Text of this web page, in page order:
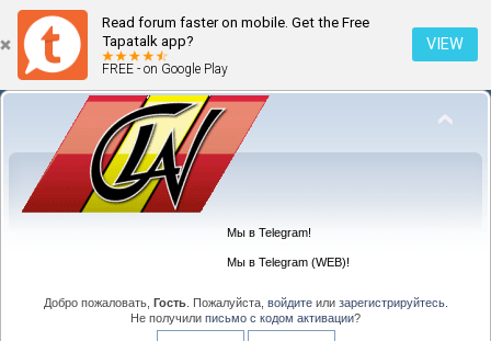
Read forum faster on mobile. Get the Free
Tapatalk app?
FREE - on Google Play
VIEW
Мы в Telegram!
Мы в Telegram (WEB)!
Добро пожаловать, Гость. Пожалуйста, войдитеили зарегистрируйтесь.
Не получили письмо с кодом активации?